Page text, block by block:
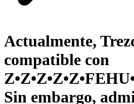
Actualmente,
compatible con
Sin embargo,